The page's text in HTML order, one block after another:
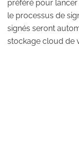
préféré pour
le processus de
signés seront
stockage cloud de